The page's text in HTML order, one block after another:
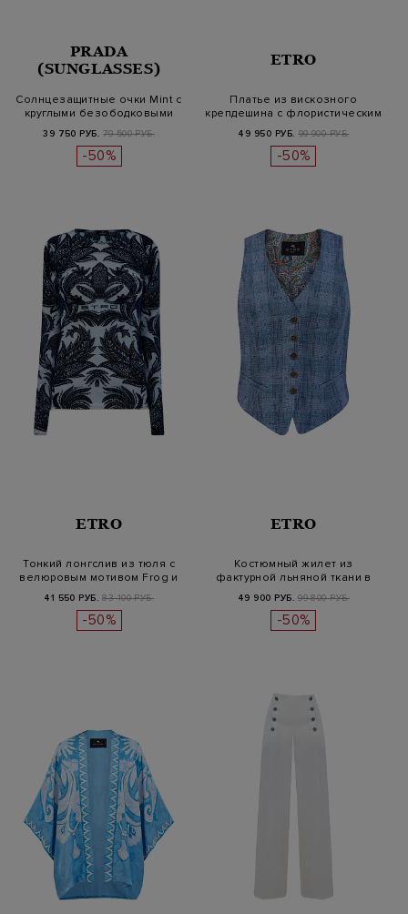
PRADA
(SUNGLASSES)
Солнцезащитные очки Mint с
круглыми безободковыми
линз…
39 750 РУБ. 79 500 РУБ.
-50%
ETRO
Платье из вискозного
крепдешина с флористическим
мотив…
49 950 РУБ. 99 900 РУБ.
-50%
ETRO
Тонкий лонгслив из тюля с
велюровым мотивом Frog и
лог…
41 550 РУБ. 83 100 РУБ.
-50%
ETRO
Костюмный жилет из
фактурной льняной ткани в
клетку
49 900 РУБ. 99 800 РУБ.
-50%